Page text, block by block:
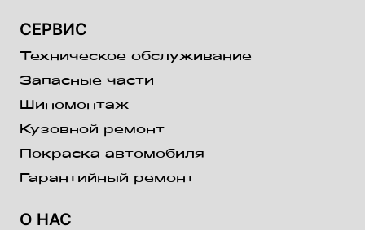
СЕРВИС
Техническое обслуживание
Запасные части
Шиномонтаж
Кузовной ремонт
Покраска автомобиля
Гарантийный ремонт
О НАС